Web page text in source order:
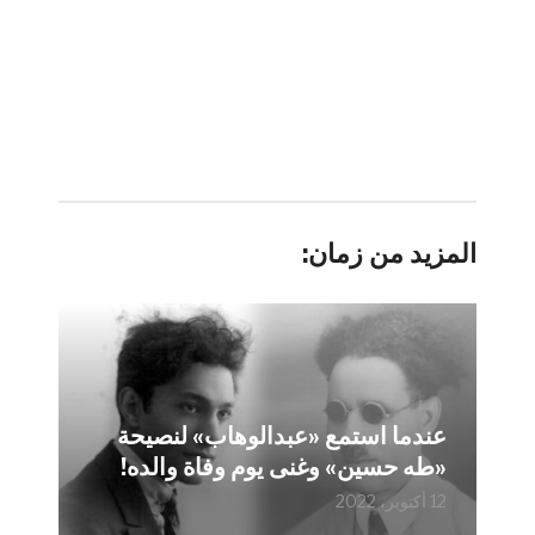
المزيد من زمان:
عندما استمع «عبدالوهاب» لنصيحة
«طه حسين» وغنى يوم وفاة والده!
12 أكتوبر، 2022